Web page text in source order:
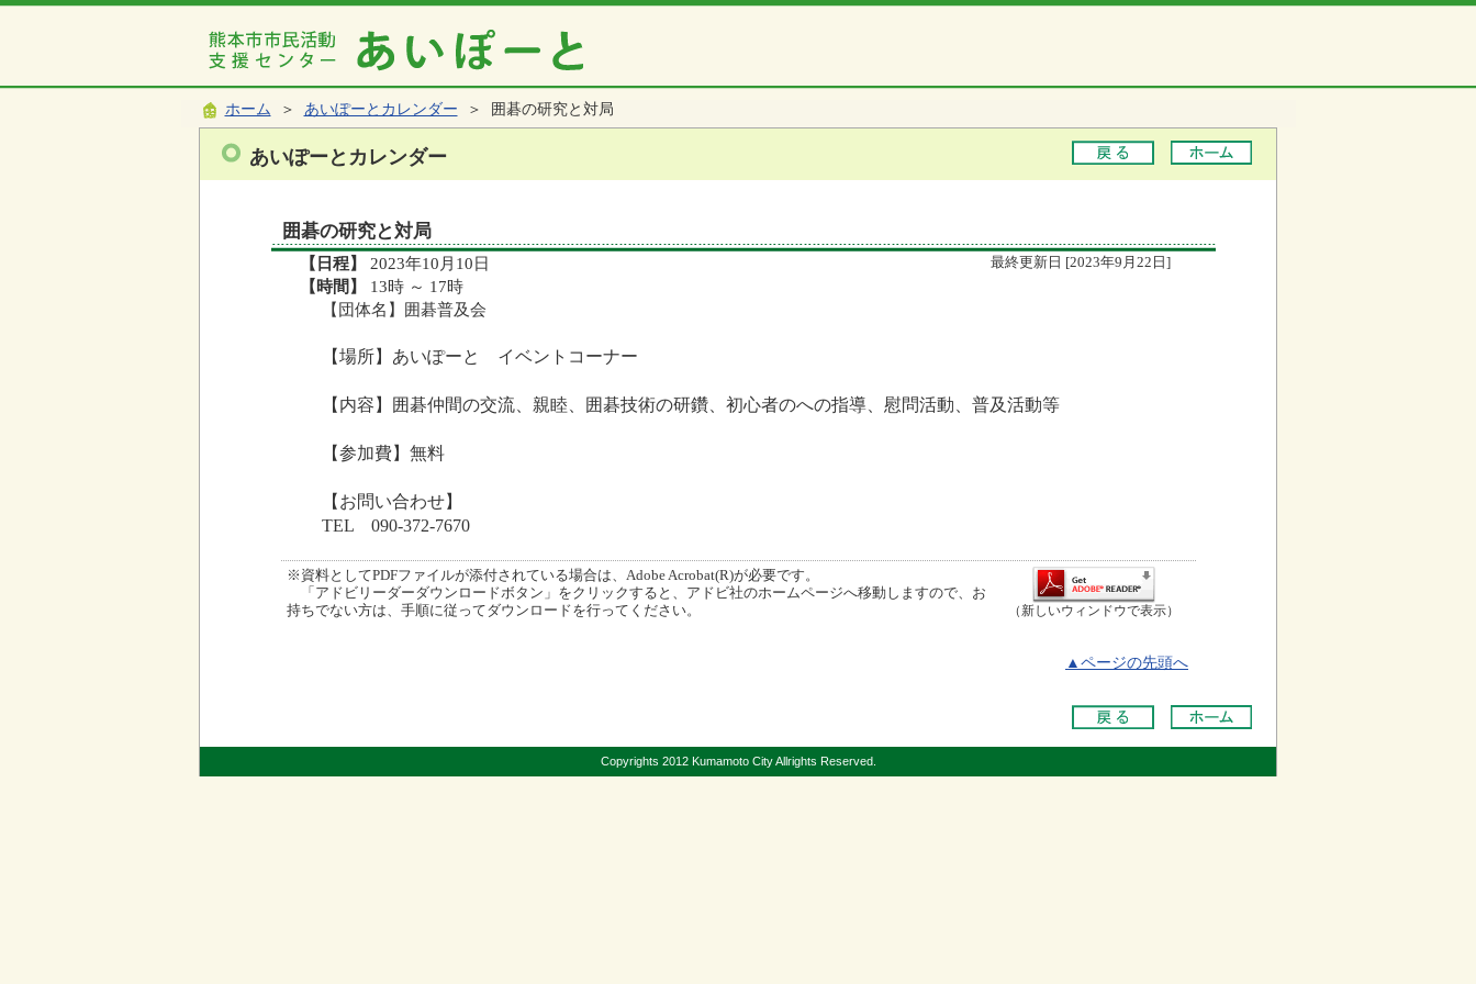
ホーム ＞ あいぽーとカレンダー ＞ 囲碁の研究と対局
あいぽーとカレンダー
囲碁の研究と対局
【日程】 2023年10月10日 最終更新日 [2023年9月22日]
【時間】
13時 ～ 17時
【団体名】囲碁普及会
【場所】あいぽーと イベントコーナー
【内容】囲碁仲間の交流、親睦、囲碁技術の研鑽、初心者のへの指導、慰問活動、普及活動等
【参加費】無料
【お問い合わせ】
TEL 090-372-7670
※資料としてPDFファイルが添付されている場合は、Adobe Acrobat(R)が必要です。
「アドビリーダーダウンロードボタン」をクリックすると、アドビ社のホームページへ移動しますので、お
持ちでない方は、手順に従ってダウンロードを行ってください。
（新しいウィンドウで表示）
▲ページの先頭へ
Copyrights 2012 Kumamoto City Allrights Reserved.